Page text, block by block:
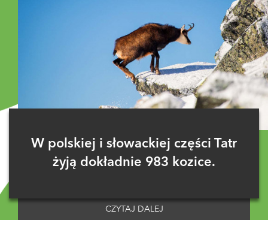
W polskiej i słowackiej części Tatr
żyją dokładnie 983 kozice.
CZYTAJ DALEJ